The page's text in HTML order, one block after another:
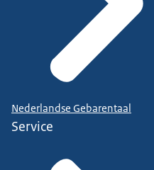
Nederlandse Gebarentaal
Service